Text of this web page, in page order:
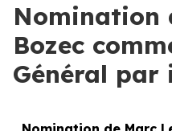
Nomination
Bozec
Général par